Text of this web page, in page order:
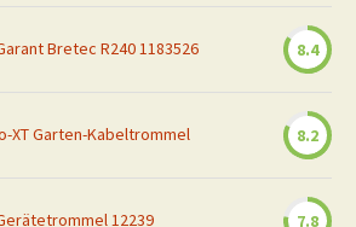
Bretec R240 1183526 8.4
XT Garten-Kabeltrommel 8.2
12239 7.8